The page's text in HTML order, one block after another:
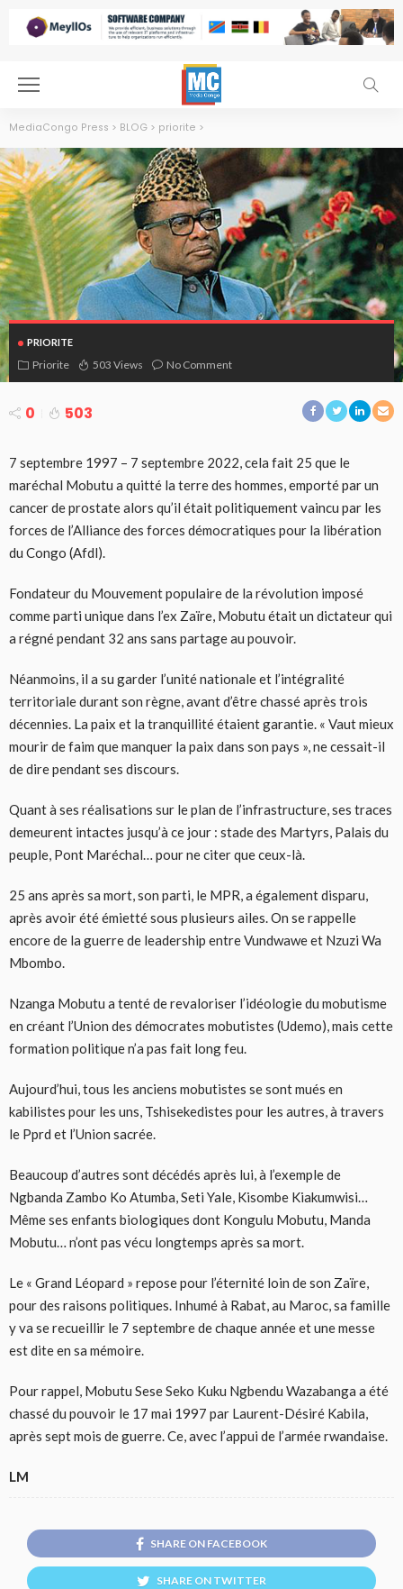
MediaCongo Press > BLOG > priorite >
PRIORITE
Priorite 503 Views No Comment
0 503
7 septembre 1997 – 7 septembre 2022, cela fait 25 que le
maréchal Mobutu a quitté la terre des hommes, emporté par un
cancer de prostate alors qu’il était politiquement vaincu par les
forces de l’Alliance des forces démocratiques pour la libération
du Congo (Afdl).
Fondateur du Mouvement populaire de la révolution imposé
comme parti unique dans l’ex Zaïre, Mobutu était un dictateur qui
a régné pendant 32 ans sans partage au pouvoir.
Néanmoins, il a su garder l’unité nationale et l’intégralité
territoriale durant son règne, avant d’être chassé après trois
décennies. La paix et la tranquillité étaient garantie. « Vaut mieux
mourir de faim que manquer la paix dans son pays », ne cessait-il
de dire pendant ses discours.
Quant à ses réalisations sur le plan de l’infrastructure, ses traces
demeurent intactes jusqu’à ce jour : stade des Martyrs, Palais du
peuple, Pont Maréchal… pour ne citer que ceux-là.
25 ans après sa mort, son parti, le MPR, a également disparu,
après avoir été émietté sous plusieurs ailes. On se rappelle
encore de la guerre de leadership entre Vundwawe et Nzuzi Wa
Mbombo.
Nzanga Mobutu a tenté de revaloriser l’idéologie du mobutisme
en créant l’Union des démocrates mobutistes (Udemo), mais cette
formation politique n’a pas fait long feu.
Aujourd’hui, tous les anciens mobutistes se sont mués en
kabilistes pour les uns, Tshisekedistes pour les autres, à travers
le Pprd et l’Union sacrée.
Beaucoup d’autres sont décédés après lui, à l’exemple de
Ngbanda Zambo Ko Atumba, Seti Yale, Kisombe Kiakumwisi…
Même ses enfants biologiques dont Kongulu Mobutu, Manda
Mobutu… n’ont pas vécu longtemps après sa mort.
Le « Grand Léopard » repose pour l’éternité loin de son Zaïre,
pour des raisons politiques. Inhumé à Rabat, au Maroc, sa famille
y va se recueillir le 7 septembre de chaque année et une messe
est dite en sa mémoire.
Pour rappel, Mobutu Sese Seko Kuku Ngbendu Wazabanga a été
chassé du pouvoir le 17 mai 1997 par Laurent-Désiré Kabila,
après sept mois de guerre. Ce, avec l’appui de l’armée rwandaise.
LM
SHARE ON FACEBOOK
SHARE ON TWITTER